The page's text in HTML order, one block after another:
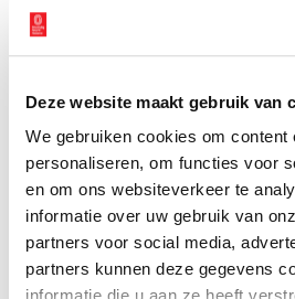
Deze website maakt gebruik van
We gebruiken cookies om content
personaliseren, om functies voor
en om ons websiteverkeer te
informatie over uw gebruik van
partners voor social media,
partners kunnen deze gegevens
Vereiste velden zijn gemarkeerd met *.
gepubliceerd.
E-mail*
Vink dit aan als u op de hoogte